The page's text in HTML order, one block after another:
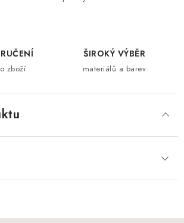
zboží
ŠIROKÝ VÝBĚR
materiálů a barev